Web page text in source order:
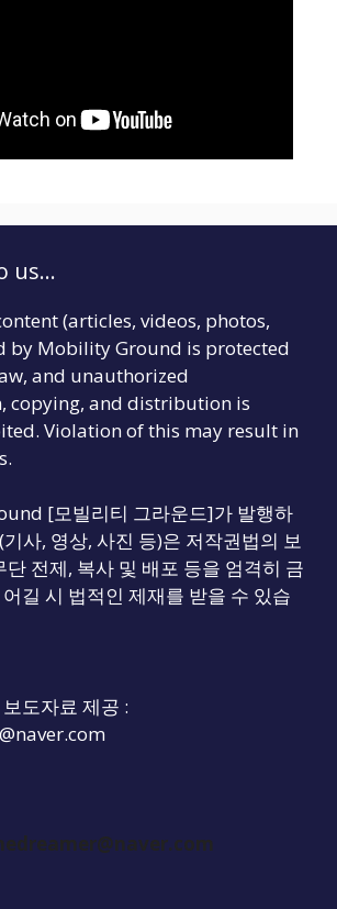
us...
(articles, videos, photos,
by Mobility Ground is protected
and unauthorized
copying, and distribution is
Violation of this may result in
[모빌리티 그라운드]가 발행하
사, 영상, 사진 등)은 저작권법의 보
단 전제, 복사 및 배포 등을 엄격히 금
길 시 법적인 제재를 받을 수 있습
도자료 제공 :